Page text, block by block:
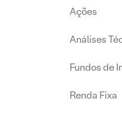
Ações
Análises
Fundos de
Renda Fixa